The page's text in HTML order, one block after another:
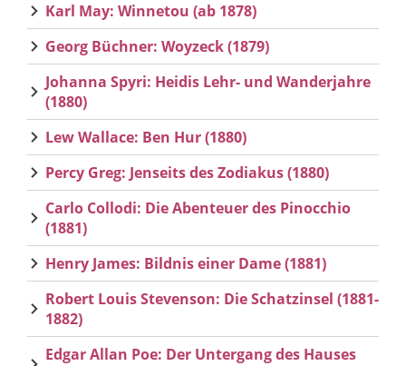
Karl May: Winnetou (ab 1878)
Georg Büchner: Woyzeck (1879)
Johanna Spyri: Heidis Lehr- und Wanderjahre
(1880)
Lew Wallace: Ben Hur (1880)
Percy Greg: Jenseits des Zodiakus (1880)
Carlo Collodi: Die Abenteuer des Pinocchio
(1881)
Henry James: Bildnis einer Dame (1881)
Robert Louis Stevenson: Die Schatzinsel (1881-
1882)
Edgar Allan Poe: Der Untergang des Hauses